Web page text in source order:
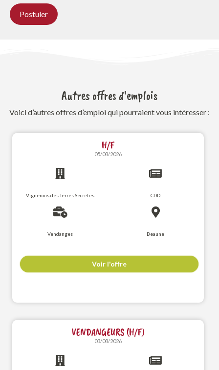
Autres offres d'emplois
Voici d’autres offres d’emploi qui pourraient vous intéresser :
H/F
05/08/2026
Vignerons des Terres Secretes CDD
Vendanges Beaune
Voir l'offre
VENDANGEURS (H/F)
03/08/2026